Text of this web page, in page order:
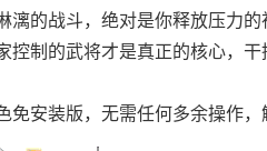
漓的战斗，绝对是你释放压力
控制的武将才是真正的核心，干
免安装版，无需任何多余操作